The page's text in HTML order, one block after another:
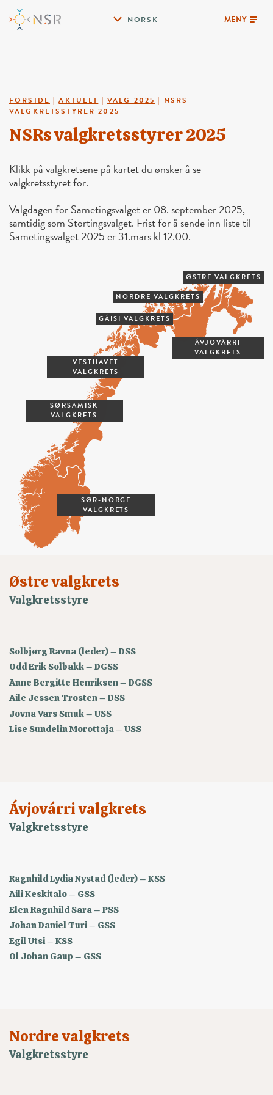
NORSK MENY
FORSIDE |AKTUELT | VALG 2025 | NSRS
VALGKRETSSTYRER 2025
NSRs valgkretsstyrer 2025
Klikk på valgkretsene på kartet du ønsker å se
valgkretsstyret for.
Valgdagen for Sametingsvalget er 08. september 2025,
samtidig som Stortingsvalget. Frist for å sende inn liste til
Sametingsvalget 2025 er 31.mars kl 12.00.
ØSTRE VALGKRETS
ÁVJOVÁRRI
VALGKRETS
NORDRE VALGKRETS
GÁISI VALGKRETS
VESTHAVET
VALGKRETS
SØRSAMISK
VALGKRETS
SØR-NORGE
VALGKRETS
Østre valgkrets
Valgkretsstyre
Solbjørg Ravna (leder) – DSS
Odd Erik Solbakk – DGSS
Anne Bergitte Henriksen – DGSS
Aile Jessen Trosten – DSS
Jovna Vars Smuk – USS
Lise Sundelin Morottaja – USS
Ávjovárri valgkrets
Valgkretsstyre
Ragnhild Lydia Nystad (leder) – KSS
Aili Keskitalo – GSS
Elen Ragnhild Sara – PSS
Johan Daniel Turi – GSS
Egil Utsi – KSS
Ol Johan Gaup – GSS
Nordre valgkrets
Valgkretsstyre